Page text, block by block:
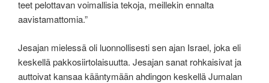
teet pelottavan voimallisia tekoja, meillekin ennalta
aavistamattomia.”
Jesajan mielessä oli luonnollisesti sen ajan Israel, joka eli
keskellä pakkosiirtolaisuutta. Jesajan sanat rohkaisivat ja
auttoivat kansaa kääntymään ahdingon keskellä Jumalan